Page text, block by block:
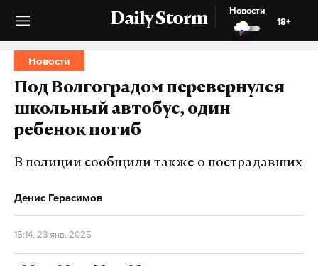
Daily Storm
Новости
18+
Новости
Под Волгоградом перевернулся
школьный автобус, один
ребенок погиб
В полиции сообщили также о пострадавших
Денис Герасимов
15:14, 23 янв. 2025